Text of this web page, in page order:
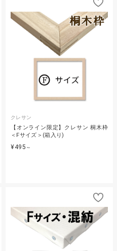
クレサン
【オンライン限定】クレサン 桐木枠
＜Fサイズ＞(箱入り)
¥495 ～